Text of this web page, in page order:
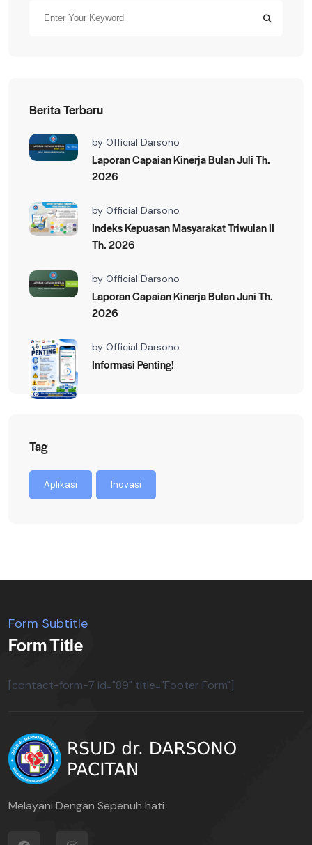
Berita Terbaru
by Official Darsono
Laporan Capaian Kinerja Bulan Juli Th.
2026
by Official Darsono
Indeks Kepuasan Masyarakat Triwulan II
Th. 2026
by Official Darsono
Laporan Capaian Kinerja Bulan Juni Th.
2026
by Official Darsono
Informasi Penting!
Tag
Aplikasi Inovasi
Form Subtitle
Form Title
[contact-form-7 id="89" title="Footer Form"]
Melayani Dengan Sepenuh hati